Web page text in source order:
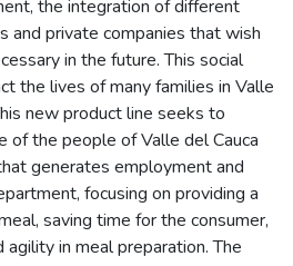
the integration of different
and private companies that wish
in the future. This social
the lives of many families in Valle
new product line seeks to
of the people of Valle del Cauca
generates employment and
focusing on providing a
saving time for the consumer,
in meal preparation. The